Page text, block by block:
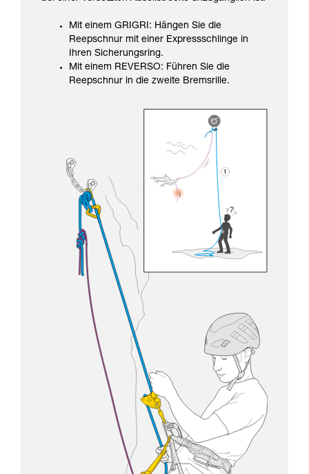
Mit einem GRIGRI: Hängen Sie die
Reepschnur mit einer Expressschlinge in
Ihren Sicherungsring.
Mit einem REVERSO: Führen Sie die
Reepschnur in die zweite Bremsrille.